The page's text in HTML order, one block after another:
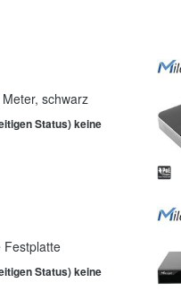
schwarz
Status) keine
Festplatte
Status) keine